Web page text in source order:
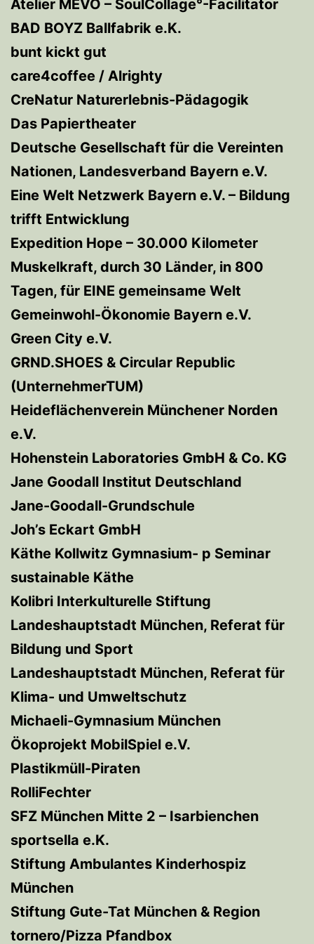
Atelier MEVO – SoulCollage°-Facilitator
BAD BOYZ Ballfabrik e.K.
bunt kickt gut
care4coffee / Alrighty
CreNatur Naturerlebnis-Pädagogik
Das Papiertheater
Deutsche Gesellschaft für die Vereinten
Nationen, Landesverband Bayern e.V.
Eine Welt Netzwerk Bayern e.V. – Bildung
trifft Entwicklung
Expedition Hope – 30.000 Kilometer
Muskelkraft, durch 30 Länder, in 800
Tagen, für EINE gemeinsame Welt
Gemeinwohl-Ökonomie Bayern e.V.
Green City e.V.
GRND.SHOES & Circular Republic
(UnternehmerTUM)
Heideflächenverein Münchener Norden
e.V.
Hohenstein Laboratories GmbH & Co. KG
Jane Goodall Institut Deutschland
Jane-Goodall-Grundschule
Joh’s Eckart GmbH
Käthe Kollwitz Gymnasium- p Seminar
sustainable Käthe
Kolibri Interkulturelle Stiftung
Landeshauptstadt München, Referat für
Bildung und Sport
Landeshauptstadt München, Referat für
Klima- und Umweltschutz
Michaeli-Gymnasium München
Ökoprojekt MobilSpiel e.V.
Plastikmüll-Piraten
RolliFechter
SFZ München Mitte 2 – Isarbienchen
sportsella e.K.
Stiftung Ambulantes Kinderhospiz
München
Stiftung Gute-Tat München & Region
tornero/Pizza Pfandbox